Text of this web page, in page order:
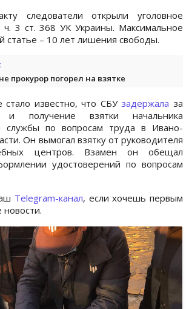
следователи открыли уголовное
ч. 3 ст. 368 УК Украины. Максимальное
статье – 10 лет лишения свободы.
прокурор погорел на взятке
стало известно, что СБУзадержала за
и получение взятки начальника
службы по вопросам труда в Ивано-
Он вымогал взятку от руководителя
центров. Взамен он обещал
удостоверений по вопросам
Telegram-канал, если хочешь первым
новости.